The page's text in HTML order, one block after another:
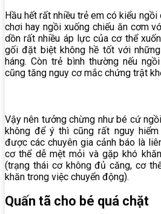
Hầu hết rất nhiều trẻ em có kiểu
chơi hay ngồi xuống chiếu ăn cơm
dồn rất nhiều áp lực của cơ thể
gối đặt biệt không hề tốt với
háng. Còn trẻ bình thường nếu
cũng tăng nguy cơ mắc chứng trật
Vậy nên tưởng chừng như bé cứ
không để ý thì cũng rất nguy
được các chuyên gia cảnh báo là
cơ thể dễ mệt mỏi và gặp khó
(trạng thái cơ không đủ căng, cơ
khăn trong việc chuyển động).
Quấn tã cho bé quá chặt